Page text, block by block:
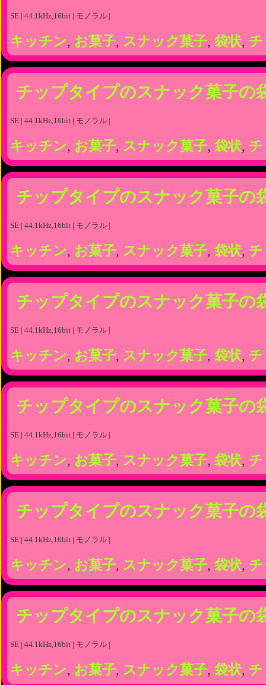
SE | 44.1kHz,16bit | モノラル |
キッチン, お菓子, スナック菓子, 袋状,
チップタイプのスナック菓子の
SE | 44.1kHz,16bit | モノラル |
キッチン, お菓子, スナック菓子, 袋状,
チップタイプのスナック菓子の
SE | 44.1kHz,16bit | モノラル |
キッチン, お菓子, スナック菓子, 袋状,
チップタイプのスナック菓子の
SE | 44.1kHz,16bit | モノラル |
キッチン, お菓子, スナック菓子, 袋状,
チップタイプのスナック菓子の
SE | 44.1kHz,16bit | モノラル |
キッチン, お菓子, スナック菓子, 袋状,
チップタイプのスナック菓子の
SE | 44.1kHz,16bit | モノラル |
キッチン, お菓子, スナック菓子, 袋状,
チップタイプのスナック菓子の
SE | 44.1kHz,16bit | モノラル |
キッチン, お菓子, スナック菓子, 袋状,